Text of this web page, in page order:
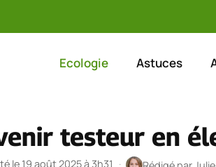
Ecologie Astuces
testeur en
le 19 août 2025 à 3h31 ·